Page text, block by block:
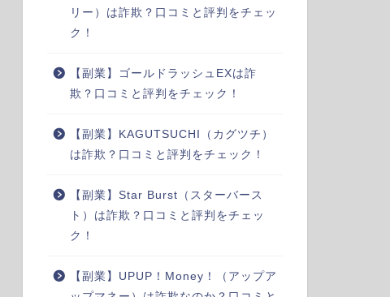
リー）は詐欺？口コミと評判をチェッ
ク！
【副業】ゴールドラッシュEXは詐
欺？口コミと評判をチェック！
【副業】KAGUTSUCHI（カグツチ）
は詐欺？口コミと評判をチェック！
【副業】Star Burst（スターバース
ト）は詐欺？口コミと評判をチェッ
ク！
【副業】UPUP！Money！（アップア